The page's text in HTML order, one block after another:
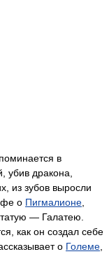
в
дракона,
из зубов выросли
о Пигмалионе
— Галатею.
как он создал себе
о Големе